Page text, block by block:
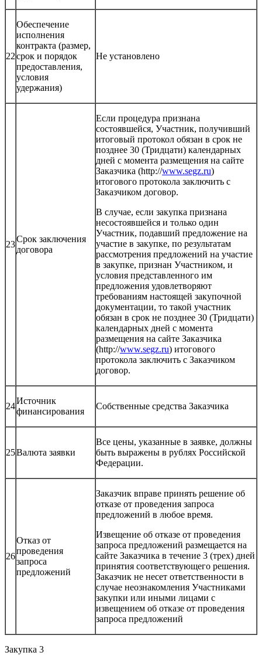
22
Обеспечение
исполнения
контракта (размер,
срок и порядок
предоставления,
условия
удержания)
Не установлено
23
Срок заключения
договора
Если процедура признана
состоявшейся, Участник, получивший
итоговый протокол обязан в срок не
позднее 30 (Тридцати) календарных
дней с момента размещения на сайте
Заказчика (http://www.segz.ru)
итогового протокола заключить с
Заказчиком договор.
В случае, если закупка признана
несостоявшейся и только один
Участник, подавший предложение на
участие в закупке, по результатам
рассмотрения предложений на участие
в закупке, признан Участником, и
условия представленного им
предложения удовлетворяют
требованиям настоящей закупочной
документации, то такой участник
обязан в срок не позднее 30 (Тридцати)
календарных дней с момента
размещения на сайте Заказчика
(http://www.segz.ru) итогового
протокола заключить с Заказчиком
договор.
24
Источник
финансирования
Собственные средства Заказчика
25Валюта заявки
Все цены, указанные в заявке, должны
быть выражены в рублях Российской
Федерации.
26
Отказ от
проведения
запроса
предложений
Заказчик вправе принять решение об
отказе от проведения запроса
предложений в любое время.
Извещение об отказе от проведения
запроса предложений размещается на
сайте Заказчика в течение 3 (трех) дней
принятия соответствующего решения.
Заказчик не несет ответственности в
случае неознакомления Участниками
закупки или иными лицами с
извещением об отказе от проведения
запроса предложений
Закупка 3